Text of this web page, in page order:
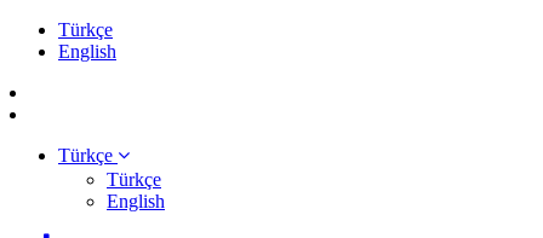
Türkçe
English
Türkçe
Türkçe
English